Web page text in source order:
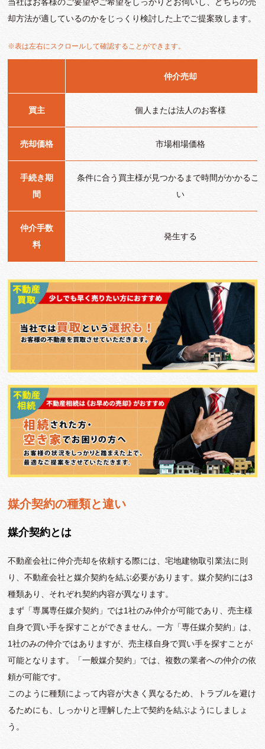
却方法が適しているのかをじっくり検討した上でご提案致します。
※表は左右にスクロールして確認することができます。
仲介売却
買主 個人または法人のお客様
売却価格 市場相場価格
手続き期
間
条件に合う買主様が見つかるまで時間がかかるこ
い
仲介手数
料
発生する
媒介契約の種類と違い
媒介契約とは
不動産会社に仲介売却を依頼する際には、宅地建物取引業法に則
り、不動産会社と媒介契約を結ぶ必要があります。媒介契約には3
種類あり、それぞれ契約内容が異なります。
まず「専属専任媒介契約」では1社のみ仲介が可能であり、売主様
自身で買い手を探すことができません。一方「専任媒介契約」は、
1社のみの仲介ではありますが、売主様自身で買い手を探すことが
可能となります。「一般媒介契約」では、複数の業者への仲介の依
頼が可能です。
このように種類によって内容が大きく異なるため、トラブルを避け
るためにも、しっかりと理解した上で契約を結ぶようにしましょ
う。